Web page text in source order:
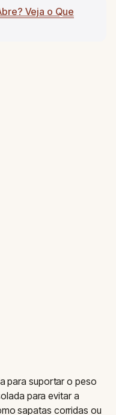
Veja o Que
para suportar o peso
para evitar a
sapatas corridas ou